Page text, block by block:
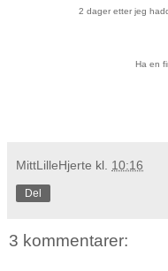
2 dager etter jeg
Ha en
MittLilleHjerte kl. 10:16
Del
3 kommentarer: